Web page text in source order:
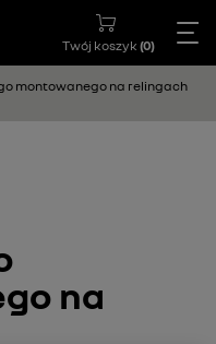
Twój koszyk (0)
montowanego na relingach
na